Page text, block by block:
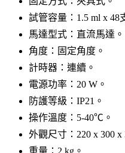
試管容量：1.5 ml x 48
馬達型式：直流馬達。
角度：固定角度。
計時器：連續。
電源功率：20 W。
防護等級：IP21。
操作溫度：5-40℃。
外觀尺寸：220 x 300 x
重量：2 kg。